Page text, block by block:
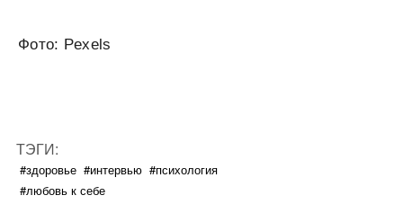
Фото: Pexels
ТЭГИ:
#здоровье #интервью #психология
#любовь к себе